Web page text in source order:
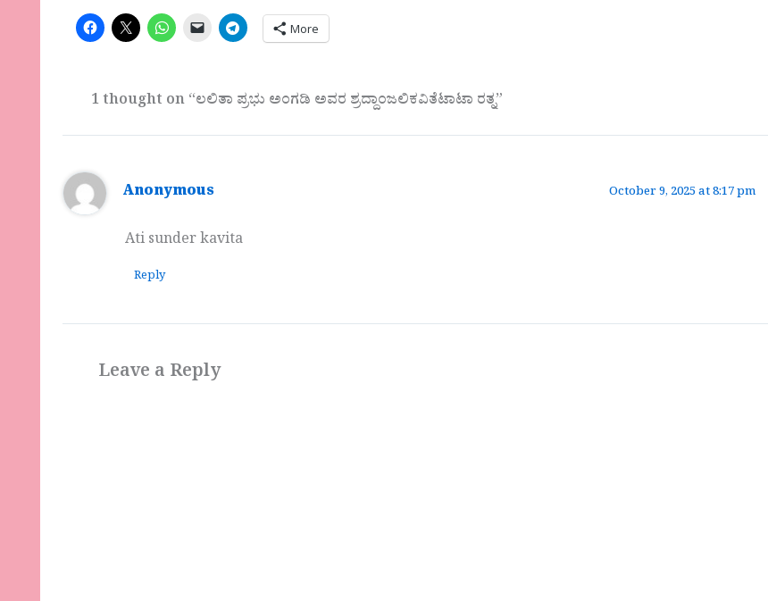
More
1 thought on “ಲಲಿತಾ ಪ್ರಭು ಅಂಗಡಿ ಅವರ ಶ್ರದ್ದಾಂಜಲಿಕವಿತೆಟಾಟಾ ರತ್ನ”
Anonymous October 9, 2025 at 8:17 pm
Ati sunder kavita
Reply
Leave a Reply